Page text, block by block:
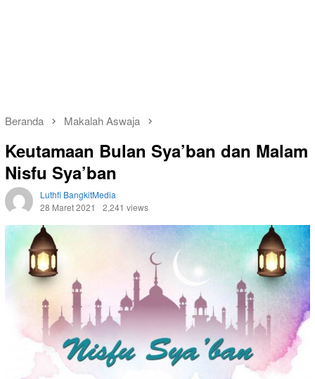
Beranda Makalah Aswaja
Keutamaan Bulan Sya’ban dan Malam
Nisfu Sya’ban
Luthfi BangkitMedia
28 Maret 2021
2,241 views